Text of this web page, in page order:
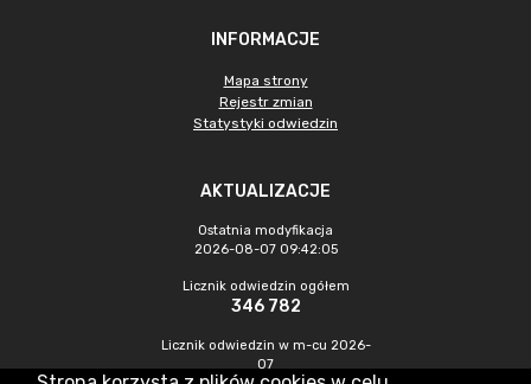
INFORMACJE
Mapa strony
Rejestr zmian
Statystyki odwiedzin
AKTUALIZACJE
Ostatnia modyfikacja
2026-08-07 09:42:05
Licznik odwiedzin ogółem
346 782
Licznik odwiedzin w m-cu 2026-
07